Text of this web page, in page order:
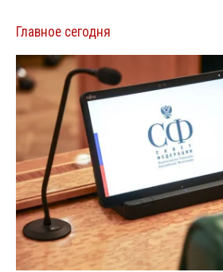
Главное сегодня